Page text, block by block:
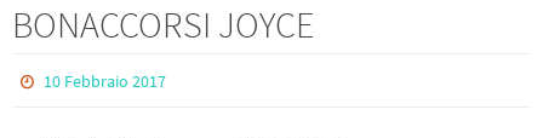
BONACCORSI JOYCE
10 Febbraio 2017